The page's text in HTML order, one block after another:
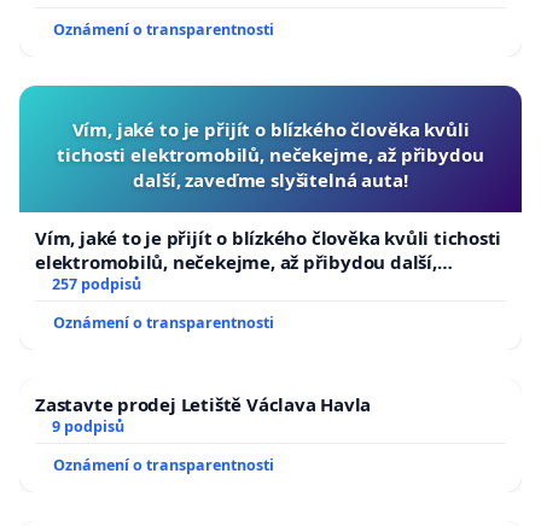
Oznámení o transparentnosti
Vím, jaké to je přijít o blízkého člověka kvůli
tichosti elektromobilů, nečekejme, až přibydou
další, zaveďme slyšitelná auta!
Vím, jaké to je přijít o blízkého člověka kvůli tichosti
elektromobilů, nečekejme, až přibydou další,
zaveďme slyšitelná auta!
257 podpisů
Oznámení o transparentnosti
Zastavte prodej Letiště Václava Havla
9 podpisů
Oznámení o transparentnosti